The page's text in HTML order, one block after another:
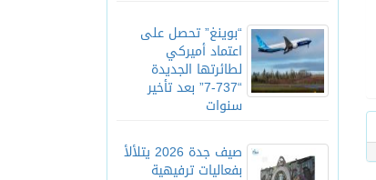
“بوينغ” تحصل على
اعتماد أميركي
لطائرتها الجديدة
“737-7” بعد تأخير
سنوات
صيف جدة 2026 يتلألأ
بفعاليات ترفيهية